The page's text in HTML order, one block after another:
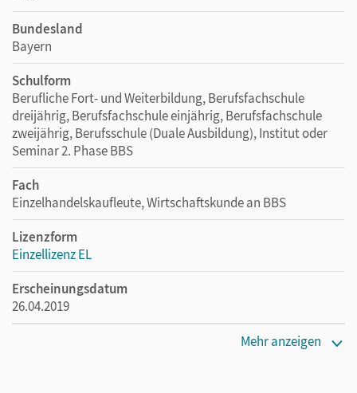
Bundesland
Bayern
Schulform
Berufliche Fort- und Weiterbildung, Berufsfachschule
dreijährig, Berufsfachschule einjährig, Berufsfachschule
zweijährig, Berufsschule (Duale Ausbildung), Institut oder
Seminar 2. Phase BBS
Fach
Einzelhandelskaufleute, Wirtschaftskunde an BBS
Lizenzform
Einzellizenz EL
Erscheinungsdatum
26.04.2019
Mehr anzeigen